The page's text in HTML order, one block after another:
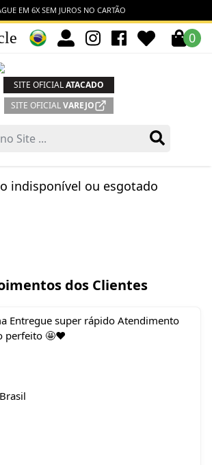
EM 6X SEM JUROS NO CARTÃO
0
SITE OFICIALATACADO
SITE OFICIALVAREJO
indisponível ou esgotado
dos Clientes
Entregue super rápido Atendimento
perfeito 🤩❤️